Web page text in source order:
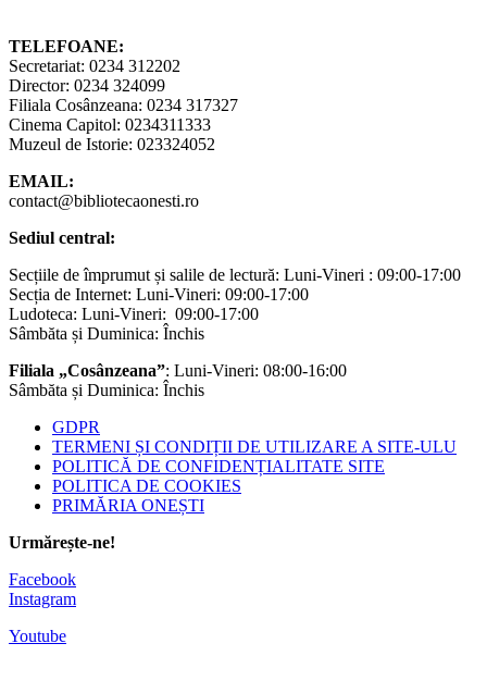
TELEFOANE:
Secretariat: 0234 312202
Director: 0234 324099
Filiala Cosânzeana: 0234 317327
Cinema Capitol: 0234311333
Muzeul de Istorie: 023324052
EMAIL:
contact@bibliotecaonesti.ro
Sediul central:
Secțiile de împrumut și salile de lectură: Luni-Vineri : 09:00-17:00
Secția de Internet: Luni-Vineri: 09:00-17:00
Ludoteca: Luni-Vineri: 09:00-17:00
Sâmbăta și Duminica: Închis
Filiala „Cosânzeana”: Luni-Vineri: 08:00-16:00
Sâmbăta și Duminica: Închis
GDPR
TERMENI ȘI CONDIȚII DE UTILIZARE A SITE-ULU
POLITICĂ DE CONFIDENȚIALITATE SITE
POLITICA DE COOKIES
PRIMĂRIA ONEȘTI
Urmărește-ne!
Facebook
Instagram
Youtube